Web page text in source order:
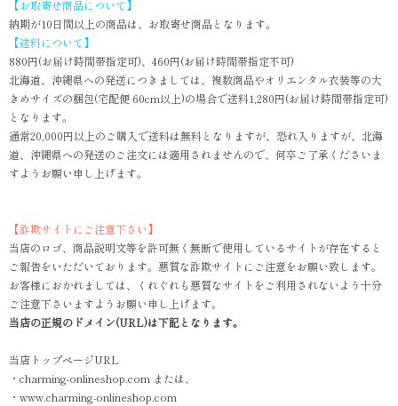
【お取寄せ商品について】
納期が10日間以上の商品は、お取寄せ商品となります。
【送料について】
880円(お届け時間帯指定可)、460円(お届け時間帯指定不可)
北海道、沖縄県への発送につきましては、複数商品やオリエンタル衣装等の大
きめサイズの梱包(宅配便 60cm以上)の場合で送料1,280円(お届け時間帯指定可)
となります。
通常20,000円以上のご購入で送料は無料となりますが、恐れ入りますが、北海
道、沖縄県への発送のご注文には適用されませんので、何卒ご了承くださいま
すようお願い申し上げます。
【詐欺サイトにご注意下さい】
当店のロゴ、商品説明文等を許可無く無断で使用しているサイトが存在すると
ご報告をいただいております。悪質な詐欺サイトにご注意をお願い致します。
お客様におかれましては、くれぐれも悪質なサイトをご利用されないよう十分
ご注意下さいますようお願い申し上げます。
当店の正規のドメイン(URL)は下記となります。
当店トップページURL
・charming-onlineshop.com または、
・www.charming-onlineshop.com